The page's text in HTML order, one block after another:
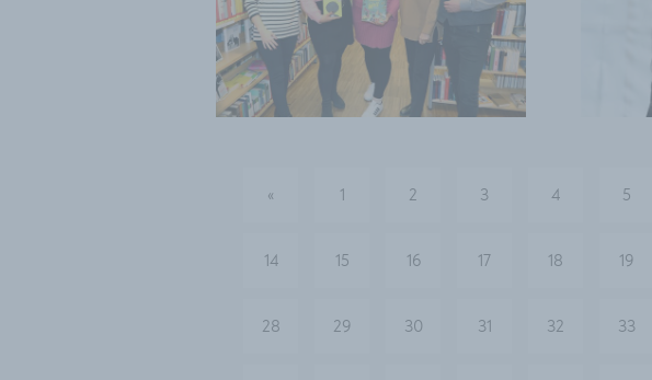
vorherige
« 1 2 3 4 5
14 15 16 17 18 19
28 29 30 31 32 33